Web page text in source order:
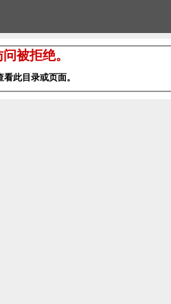
被拒绝。
此目录或页面。